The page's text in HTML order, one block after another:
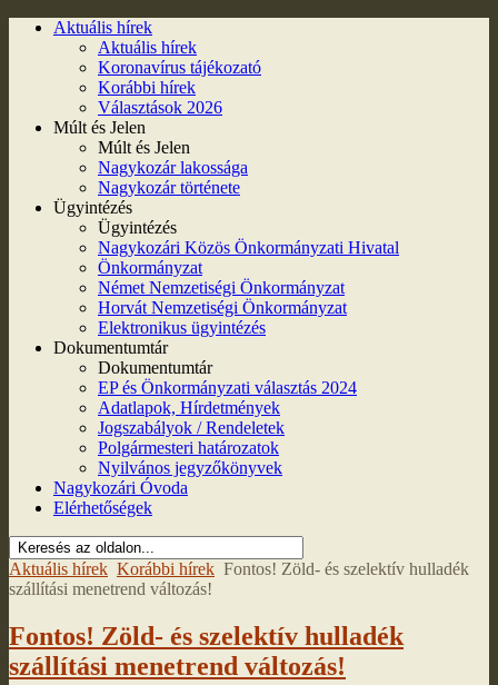
Aktuális hírek
Aktuális hírek
Koronavírus tájékozató
Korábbi hírek
Választások 2026
Múlt és Jelen
Múlt és Jelen
Nagykozár lakossága
Nagykozár története
Ügyintézés
Ügyintézés
Nagykozári Közös Önkormányzati Hivatal
Önkormányzat
Német Nemzetiségi Önkormányzat
Horvát Nemzetiségi Önkormányzat
Elektronikus ügyintézés
Dokumentumtár
Dokumentumtár
EP és Önkormányzati választás 2024
Adatlapok, Hírdetmények
Jogszabályok / Rendeletek
Polgármesteri határozatok
Nyilvános jegyzőkönyvek
Nagykozári Óvoda
Elérhetőségek
Aktuális hírek Korábbi hírek Fontos! Zöld- és szelektív hulladék
szállítási menetrend változás!
Fontos! Zöld- és szelektív hulladék
szállítási menetrend változás!